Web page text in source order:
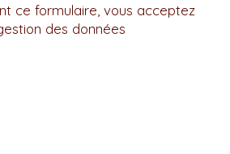
ce formulaire, vous acceptez
des données